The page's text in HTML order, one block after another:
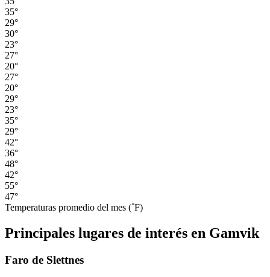
35°
29°
30°
23°
27°
20°
27°
20°
29°
23°
35°
29°
42°
36°
48°
42°
55°
47°
Temperaturas promedio del mes (˚F)
Principales lugares de interés en Gamvik
Faro de Slettnes